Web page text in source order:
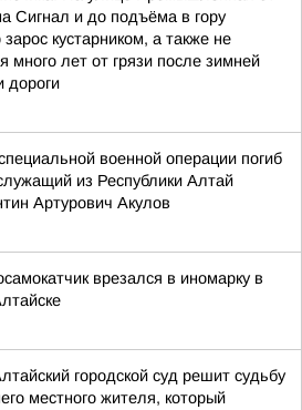
Сигнал и до подъёма в гору
зарос кустарником, а также не
много лет от грязи после зимней
дороги
военной операции погиб
из Республики Алтай
Артурович Акулов
врезался в иномарку в
городской суд решит судьбу
местного жителя, который